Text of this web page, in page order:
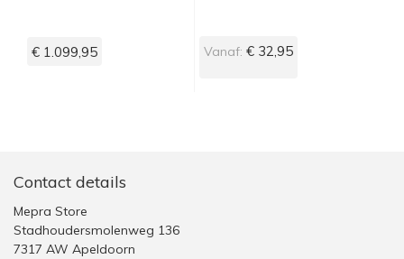
€ 1.099,95 Vanaf: € 32,95
Contact details
Mepra Store
Stadhoudersmolenweg 136
7317 AW Apeldoorn